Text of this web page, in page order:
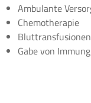
Ambulante
Chemotherapie
Bluttransfusionen
Gabe von